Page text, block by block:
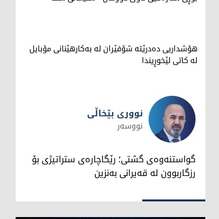
هۆشداریی دەدرێتە شۆفێران لە بەکارهێنانی مۆبایل
لە کاتی لێخوڕیندا
نووری بێخاڵی
نووری بێخاڵی
نووسەر
گواستنەوەی گشتی؛ رێگاچارەی ستراتیژی بۆ
رزگاربوون لە قەیرانی بەنزین